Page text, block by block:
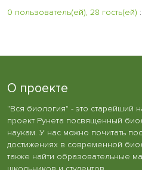
0 пользователь(ей), 28 гость(ей) :
О проекте
"Вся биология" - это старейший
проект Рунета посвященный
наукам. У нас можно почитать
достижениях в современной
также найти образовательные